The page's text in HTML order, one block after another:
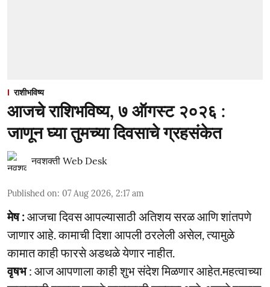
राशीभविष्य
आजचे राशिभविष्य, ७ ऑगस्ट २०२६ :
जाणून घ्या तुमच्या दिवसाचे ग्रहसंकेत
नवशक्ती Web Desk
Published on: 07 Aug 2026, 2:17 am
मेष :आजचा दिवस आपल्यासाठी अतिशय सरळ आणि शांतपणे
जाणार आहे. कामाची दिशा आपली ठरलेली असेल, त्यामुळे
कामात काही फारसे अडथळे येणार नाहीत.
वृषभ: आज आपणाला काही शुभ संदेश मिळणार आहेत.महत्वाच्या